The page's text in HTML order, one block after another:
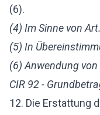
(6).
(4) Im Sinne von
(5) In
(6) Anwendung von
CIR 92 -
12. Die Erstattung